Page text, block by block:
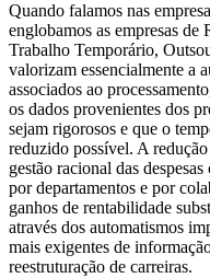
Quando falamos nas
englobamos as empresas
Trabalho Temporário,
valorizam essencialmente a
associados ao
os dados provenientes dos
sejam rigorosos e que o
reduzido possível. A
gestão racional das
por departamentos e por
ganhos de rentabilidade
através dos automatismos
mais exigentes de
reestruturação de carreiras.